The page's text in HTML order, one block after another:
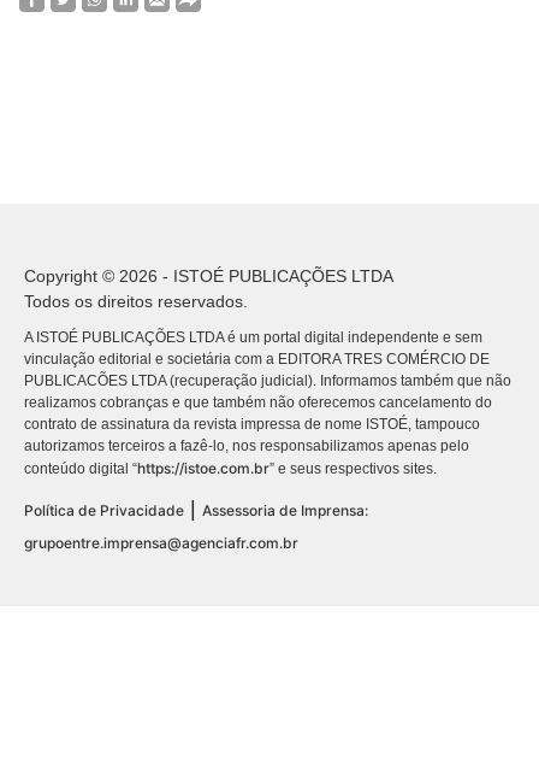
Copyright © 2026 - ISTOÉ PUBLICAÇÕES LTDA
Todos os direitos reservados.
A ISTOÉ PUBLICAÇÕES LTDA é um portal digital independente e sem
vinculação editorial e societária com a EDITORA TRES COMÉRCIO DE
PUBLICACÕES LTDA (recuperação judicial). Informamos também que não
realizamos cobranças e que também não oferecemos cancelamento do
contrato de assinatura da revista impressa de nome ISTOÉ, tampouco
autorizamos terceiros a fazê-lo, nos responsabilizamos apenas pelo
conteúdo digital “https://istoe.com.br” e seus respectivos sites.
Política de Privacidade
Assessoria de Imprensa:
grupoentre.imprensa@agenciafr.com.br